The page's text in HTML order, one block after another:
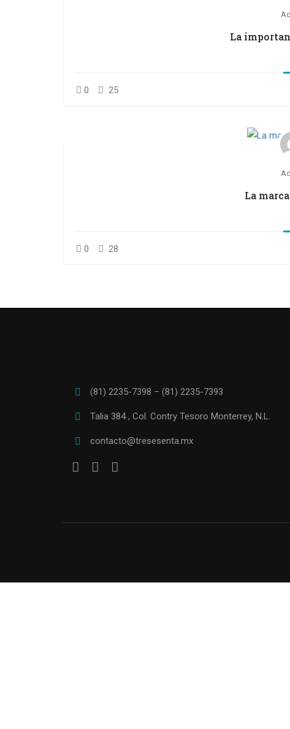
La
0 25
La
0 28
(81) 2235-7398 – (81) 2235-7393
Talia 384 , Col. Contry Tesoro Monterrey, N.L.
contacto@tresesenta.mx